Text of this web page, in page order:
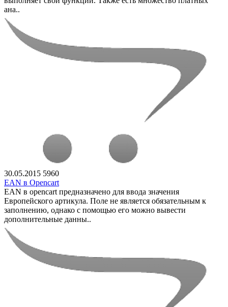
ана..
30.05.2015 5960
EAN в Opencart
EAN в opencart предназначено для ввода значения
Европейского артикула. Поле не является обязательным к
заполнению, однако с помощью его можно вывести
дополнительные данны..